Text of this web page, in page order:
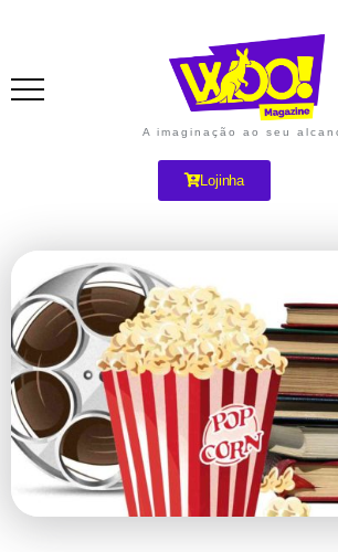
A imaginação ao seu
Lojinha